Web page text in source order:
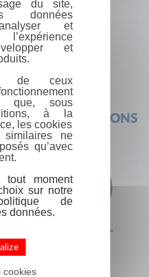
AUX QUESTIONS
CONTACT
du site,
données
et
et
de ceux
que, sous
à la
les cookies
similaires ne
qu’avec
tout moment
sur notre
de
données.
cookies